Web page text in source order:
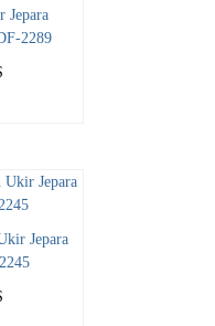
Jepara
2289
Jepara